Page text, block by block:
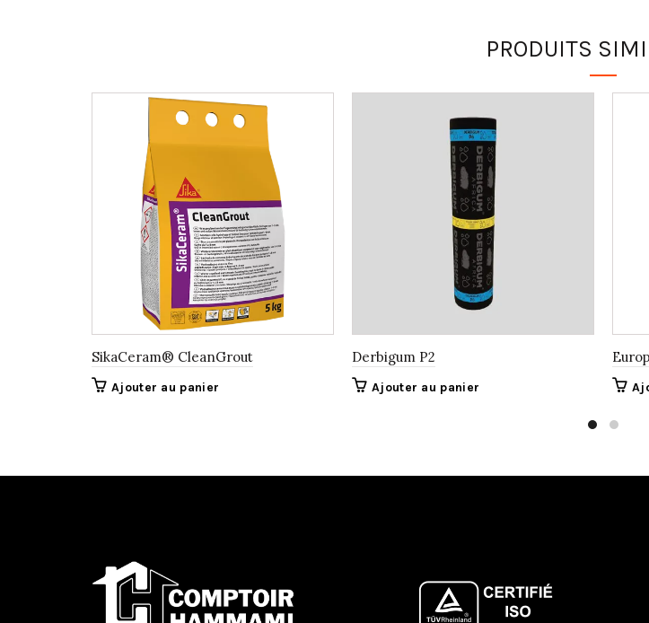
PRODUITS
SikaCeram® CleanGrout
Ajouter au panier
Derbigum P2
Ajouter au panier